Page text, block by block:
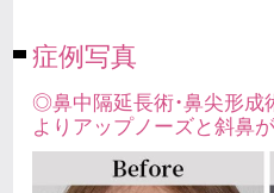
症例写真
◎鼻中隔延長術・鼻尖形成
よりアップノーズと斜鼻